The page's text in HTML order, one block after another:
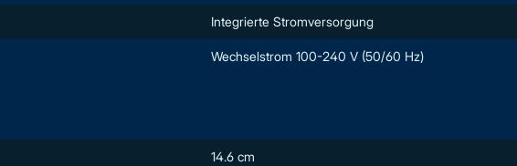
Integrierte Stromversorgung
Wechselstrom 100-240 V (50/60 Hz)
14.6 cm